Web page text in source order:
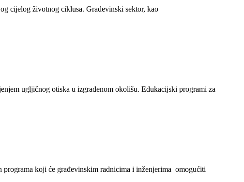
cijelog životnog ciklusa. Građevinski sektor, kao
ugljičnog otiska u izgrađenom okolišu. Edukacijski programi za
koji će građevinskim radnicima i inženjerima omogućiti